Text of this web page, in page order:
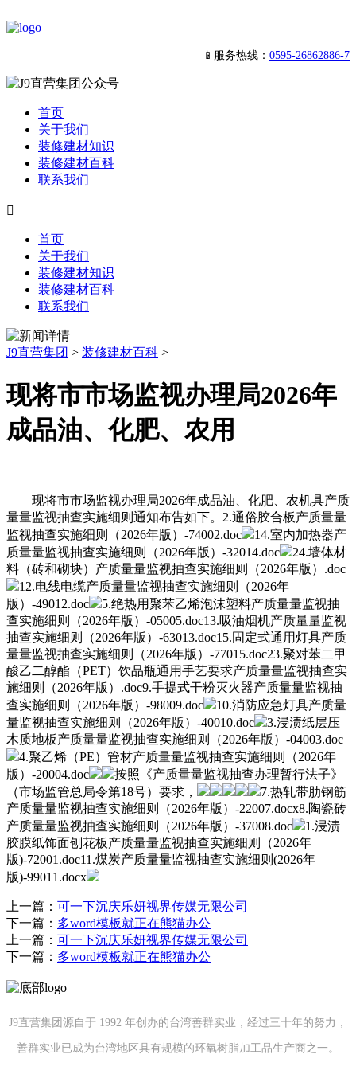
📱服务热线： 0595-26862886-7
首页
关于我们
装修建材知识
装修建材百科
联系我们

首页
关于我们
装修建材知识
装修建材百科
联系我们
J9直营集团 > 装修建材百科 >
现将市市场监视办理局2026年
成品油、化肥、农用
现将市市场监视办理局2026年成品油、化肥、农机具产质
量量监视抽查实施细则通知布告如下。2.通俗胶合板产质量量
监视抽查实施细则（2026年版）-74002.doc
14.室内加热器产
质量量监视抽查实施细则（2026年版）-32014.doc
24.墙体材
料（砖和砌块）产质量量监视抽查实施细则（2026年版）.doc
12.电线电缆产质量量监视抽查实施细则（2026年
版）-49012.doc
5.绝热用聚苯乙烯泡沫塑料产质量量监视抽
查实施细则（2026年版）-05005.doc13.吸油烟机产质量量监视
抽查实施细则（2026年版）-63013.doc15.固定式通用灯具产质
量量监视抽查实施细则（2026年版）-77015.doc23.聚对苯二甲
酸乙二醇酯（PET）饮品瓶通用手艺要求产质量量监视抽查实
施细则（2026年版）.doc9.手提式干粉灭火器产质量量监视抽
查实施细则（2026年版）-98009.doc
10.消防应急灯具产质量
量监视抽查实施细则（2026年版）-40010.doc
3.浸渍纸层压
木质地板产质量量监视抽查实施细则（2026年版）-04003.doc
4.聚乙烯（PE）管材产质量量监视抽查实施细则（2026年
版）-20004.doc
按照《产质量量监视抽查办理暂行法子》
（市场监管总局令第18号）要求，
7.热轧带肋钢筋
产质量量监视抽查实施细则（2026年版）-22007.docx8.陶瓷砖
产质量量监视抽查实施细则（2026年版）-37008.doc
1.浸渍
胶膜纸饰面刨花板产质量量监视抽查实施细则（2026年
版)-72001.doc11.煤炭产质量量监视抽查实施细则(2026年
版)-99011.docx
上一篇： 可一下沉庆乐妍视界传媒无限公司
下一篇： 多word模板就正在熊猫办公
上一篇： 可一下沉庆乐妍视界传媒无限公司
下一篇： 多word模板就正在熊猫办公
J9直营集团源自于 1992 年创办的台湾善群实业，经过三十年的努力，
善群实业已成为台湾地区具有规模的环氧树脂加工品生产商之一。